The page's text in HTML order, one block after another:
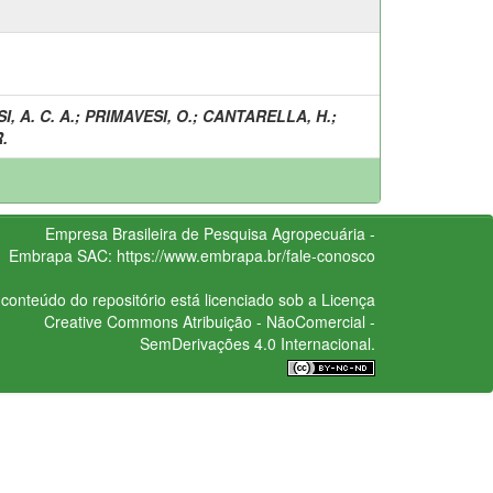
A. C. A.; PRIMAVESI, O.; CANTARELLA, H.;
Empresa Brasileira de Pesquisa Agropecuária -
Embrapa SAC: https://www.embrapa.br/fale-conosco
do repositório está licenciado sob a Licença
Creative CommonsAtribuição - NãoComercial -
SemDerivações 4.0 Internacional.